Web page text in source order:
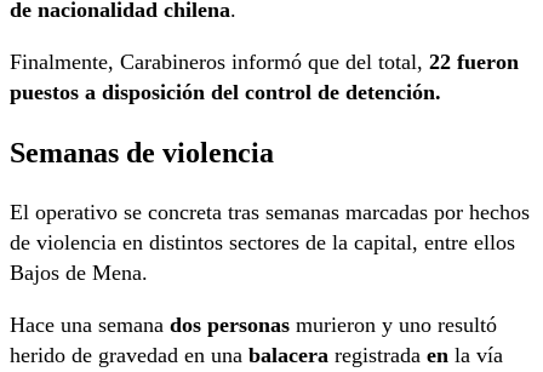
de nacionalidad chilena.
Finalmente, Carabineros informó que del total, 22 fueron
puestos a disposición del control de detención.
Semanas de violencia
El operativo se concreta tras semanas marcadas por hechos
de violencia en distintos sectores de la capital, entre ellos
Bajos de Mena.
Hace una semana dos personas murieron y uno resultó
herido de gravedad en una balacera registrada en la vía